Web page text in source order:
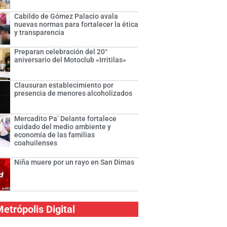
Cabildo de Gómez Palacio avala
nuevas normas para fortalecer la ética
y transparencia
Preparan celebración del 20°
aniversario del Motoclub «Irritilas»
Clausuran establecimiento por
presencia de menores alcoholizados
Mercadito Pa’ Delante fortalece
cuidado del medio ambiente y
economía de las familias
coahuilenses
Niña muere por un rayo en San Dimas
Digital